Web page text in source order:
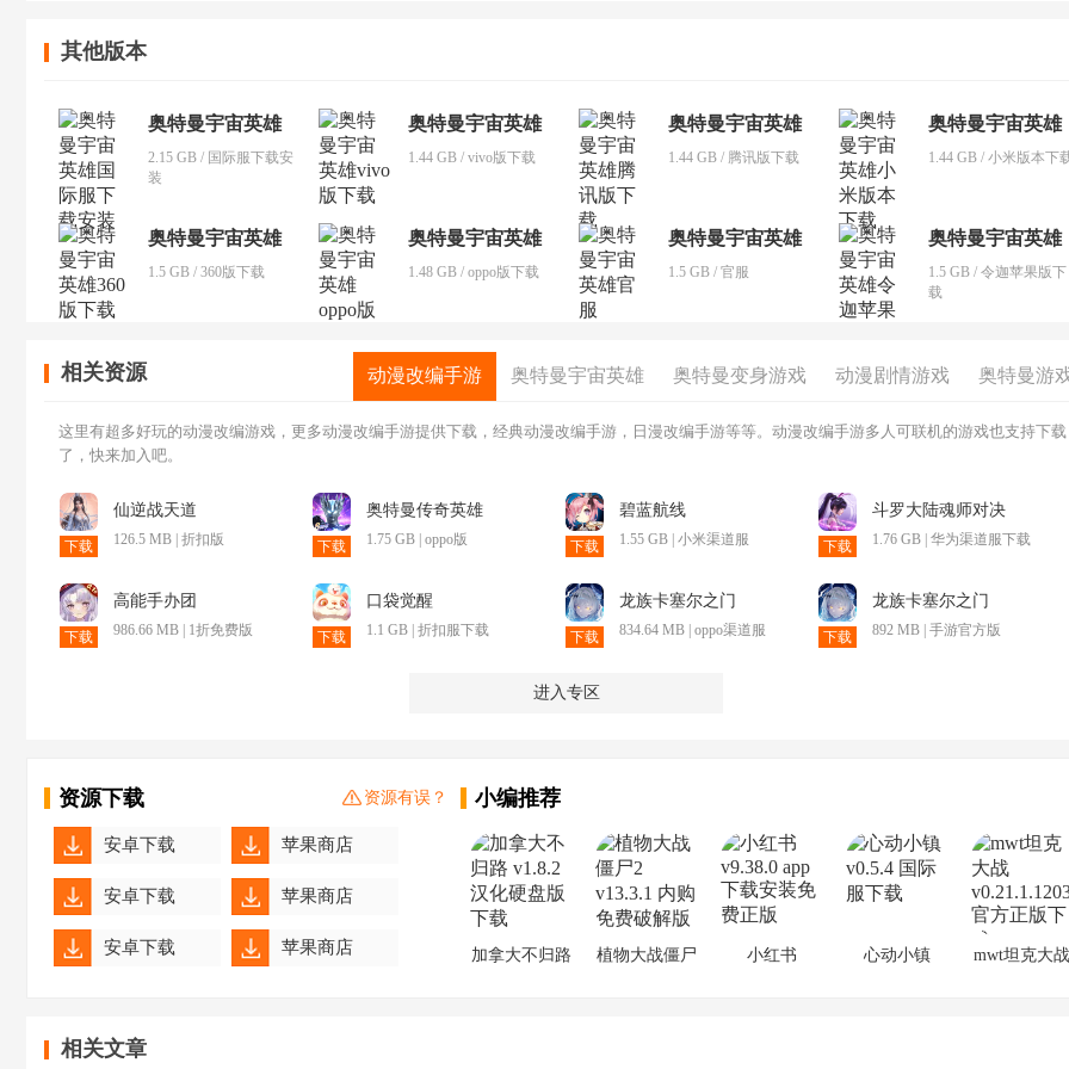
其他版本
奥特曼宇宙英雄
2.15 GB / 国际服下载安
装
奥特曼宇宙英雄
1.44 GB / vivo版下载
奥特曼宇宙英雄
1.44 GB / 腾讯版下载
奥特曼宇宙英雄
1.44 GB / 小米版本下
奥特曼宇宙英雄
1.5 GB / 360版下载
奥特曼宇宙英雄
1.48 GB / oppo版下载
奥特曼宇宙英雄
1.5 GB / 官服
奥特曼宇宙英雄
1.5 GB / 令迦苹果版下
载
相关资源 动漫改编手游 奥特曼宇宙英雄 奥特曼变身游戏 动漫剧情游戏 奥特曼游
这里有超多好玩的动漫改编游戏，更多动漫改编手游提供下载，经典动漫改编手游，日漫改编手游等等。动漫改编手游多人可联机的游戏也支持下载
了，快来加入吧。
下载
仙逆战天道
126.5 MB | 折扣版 下载
奥特曼传奇英雄
1.75 GB | oppo版 下载
碧蓝航线
1.55 GB | 小米渠道服 下载
斗罗大陆魂师对决
1.76 GB | 华为渠道服下载
下载
高能手办团
986.66 MB | 1折免费版 下载
口袋觉醒
1.1 GB | 折扣服下载 下载
龙族卡塞尔之门
834.64 MB | oppo渠道服 下载
龙族卡塞尔之门
892 MB | 手游官方版
进入专区
资源下载 资源有误？
安卓下载 苹果商店
安卓下载 苹果商店
安卓下载 苹果商店
安卓下载
小编推荐
加拿大不归路
植物大战僵尸
小红书 心动小镇 mwt坦克大战
相关文章